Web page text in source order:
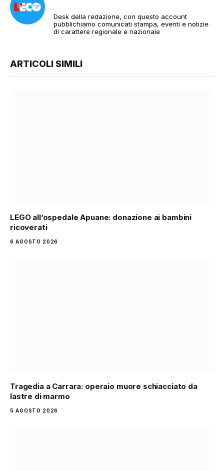
Desk della redazione, con questo account
pubblichiamo comunicati stampa, eventi e notizie
di carattere regionale e nazionale
ARTICOLI SIMILI
LEGO all’ospedale Apuane: donazione ai bambini
ricoverati
6 AGOSTO 2026
Tragedia a Carrara: operaio muore schiacciato da
lastre di marmo
5 AGOSTO 2026